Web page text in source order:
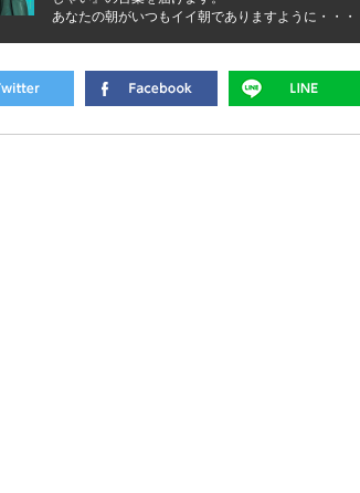
あなたの朝がいつもイイ朝でありますように・・・